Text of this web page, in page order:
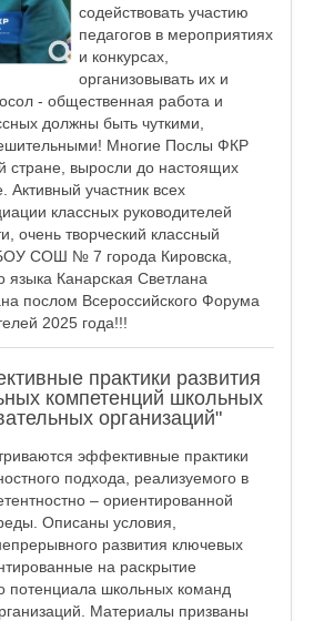
содействовать участию
педагогов в мероприятиях
и конкурсах,
организовывать их и
- общественная работа и
должны быть чуткими,
Многие Послы ФКР
стране, выросли до настоящих
Активный участник всех
классных руководителей
очень творческий классный
СОШ № 7 города Кировска,
языка Канарская Светлана
послом Всероссийского Форума
2025 года!!!
практики развития
компетенций школьных
организаций"
эффективные практики
подхода, реализуемого в
– ориентированной
Описаны условия,
развития ключевых
на раскрытие
потенциала школьных команд
Материалы призваны